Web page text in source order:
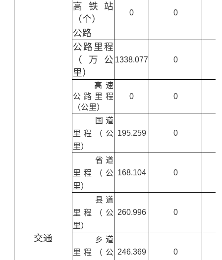
交通
高铁站
（个）
0 0
公路
公路里程
（万公
里）
1338.077 0
高速
公路里程
（公里）
0 0
国道
里程（公
里）
195.259 0
省道
里程（公
里）
168.104 0
县道
里程（公
里）
260.996 0
乡道
里程（公 246.369 0